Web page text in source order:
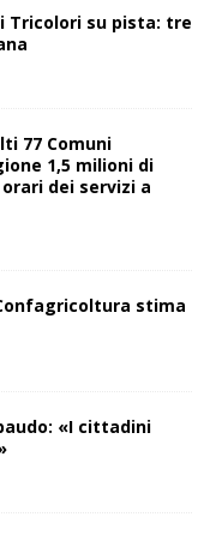
Tricolori su pista: tre
77 Comuni
1,5 milioni di
dei servizi a
stima
«I cittadini